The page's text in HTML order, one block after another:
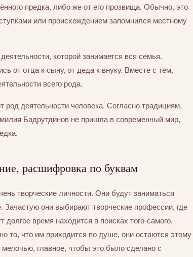
предка, либо же от его прозвища. Обычно, это
или происхождением запомнился местному
которой занимается вся семья.
от отца к сыну, от деда к внуку. Вместе с тем,
всего рода.
деятельности человека. Согласно традициям,
Бадрутдинов не пришла в современный мир,
расшифровка по буквам
творческие личности. Они будут заниматься
Зачастую они выбирают творческие профессии, где
время находится в поисках того-самого,
то, что им приходится по душе, они остаются этому
главное, чтобы это было сделано с